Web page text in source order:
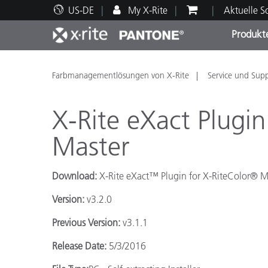
US-DE My X-Rite Aktuelle
Spitzenprodukte
Druck und Verpackung
Automobil
Technischer Support
Pädagogische Ressourcen
Farbmanagementlösungen von X-Rite Service und
X-Rite eXact
Master
Download: X-Rite eXact™ Plugin for X-RiteColor®
Version: v3.2.0
Previous Version: v3.1.1
Release Date: 5/3/2016